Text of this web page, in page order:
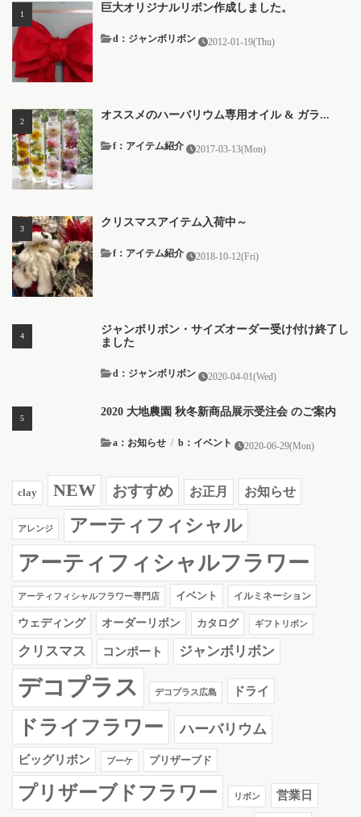
巨大オリジナルリボン作成しました。
2012-01-19(Thu)
d：ジャンボリボン
オススメのハーバリウム専用オイル & ガラ...
2017-03-13(Mon)
f：アイテム紹介
クリスマスアイテム入荷中～
2018-10-12(Fri)
f：アイテム紹介
ジャンボリボン・サイズオーダー受け付け終了し
ました
2020-04-01(Wed)
d：ジャンボリボン
2020 大地農園 秋冬新商品展示受注会 のご案内
2020-06-29(Mon)
a：お知らせ / b：イベント
clay NEW おすすめ お正月 お知らせ
アレンジ アーティフィシャル
アーティフィシャルフラワー
アーティフィシャルフラワー専門店 イベント イルミネーション
ウェディング オーダーリボン カタログ ギフトリボン
クリスマス コンポート ジャンボリボン
デコプラス デコプラス広島 ドライ
ドライフラワー ハーバリウム
ビッグリボン ブーケ プリザーブド
プリザーブドフラワー リボン 営業日